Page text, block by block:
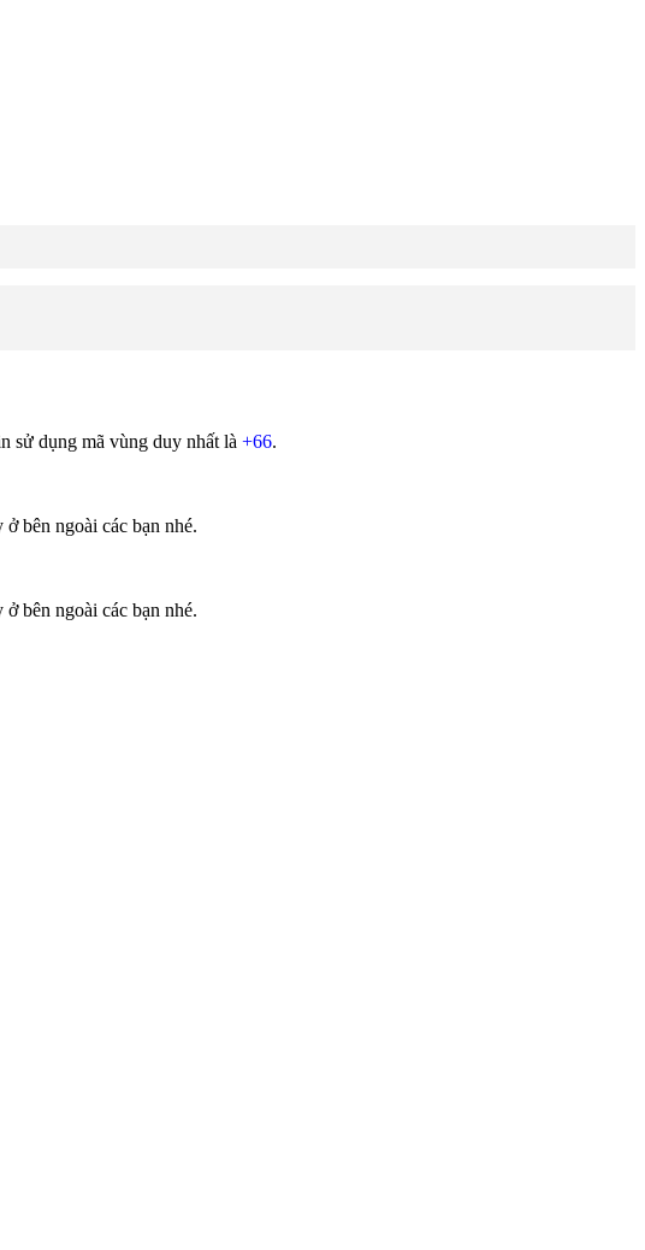
sử dụng mã vùng duy nhất là +66.
bên ngoài các bạn nhé.
bên ngoài các bạn nhé.